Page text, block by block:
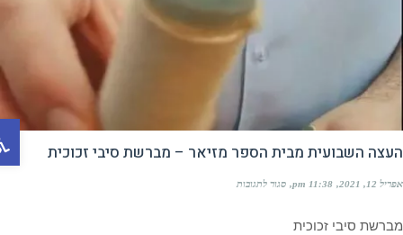
השבועית מבית הספר מזיאר – מברשת סיבי זכוכית
2021
11:38 pm סגור לתגובות
סיבי זכוכית